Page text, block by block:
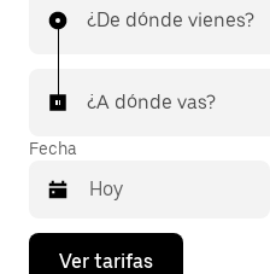
¿De dónde vienes?
¿A dónde vas?
Fecha
Presiona
Ver tarifas